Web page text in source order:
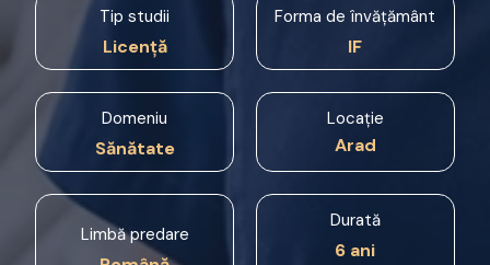
Tip studii
Licență
Forma de învățământ
IF
Domeniu
Sănătate
Locație
Arad
Limbă predare
Durată
6 ani